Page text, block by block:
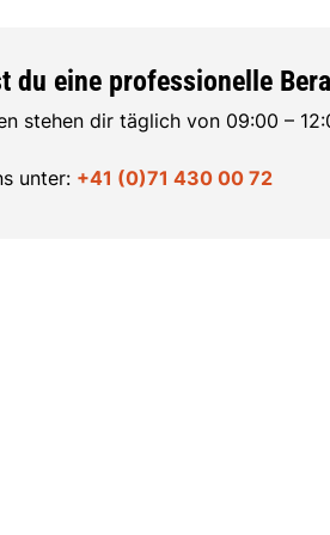
du eine professionelle
stehen dir täglich von 09:00 –
unter: +41 (0)71 430 00 72